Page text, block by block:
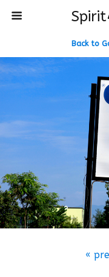
Back to
«